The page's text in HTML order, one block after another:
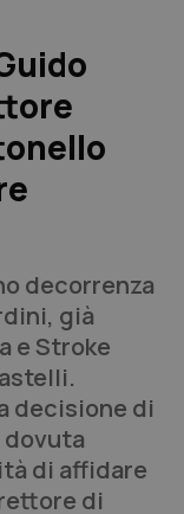
decorrenza
già
e Stroke
decisione di
di affidare
di